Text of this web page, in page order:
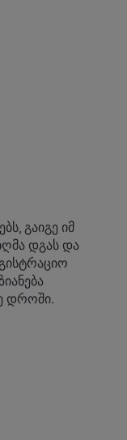
გაიგე იმ
დგას და
დროში.